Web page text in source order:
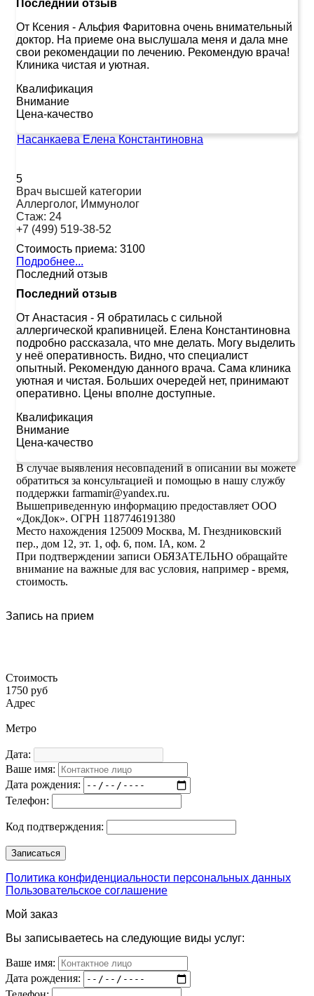
Последний отзыв
От Ксения - Альфия Фаритовна очень внимательный
доктор. На приеме она выслушала меня и дала мне
свои рекомендации по лечению. Рекомендую врача!
Клиника чистая и уютная.
Квалификация
Внимание
Цена-качество
Насанкаева Елена Константиновна
5
Врач высшей категории
Аллерголог, Иммунолог
Стаж: 24
+7 (499) 519-38-52
Стоимость приема: 3100
Подробнее...
Последний отзыв
Последний отзыв
От Анастасия - Я обратилась с сильной
аллергической крапивницей. Елена Константиновна
подробно рассказала, что мне делать. Могу выделить
у неё оперативность. Видно, что специалист
опытный. Рекомендую данного врача. Сама клиника
уютная и чистая. Больших очередей нет, принимают
оперативно. Цены вполне доступные.
Квалификация
Внимание
Цена-качество
В случае выявления несовпадений в описании вы можете
обратиться за консультацией и помощью в нашу службу
поддержки farmamir@yandex.ru.
Вышеприведенную информацию предоставляет ООО
«ДокДок». ОГРН 1187746191380
Место нахождения 125009 Москва, М. Гнездниковский
пер., дом 12, эт. 1, оф. 6, пом. IA, ком. 2
При подтверждении записи ОБЯЗАТЕЛЬНО обращайте
внимание на важные для вас условия, например - время,
стоимость.
Запись на прием
Стоимость
1750 руб
Адрес
Метро
Дата:
Ваше имя:
Дата рождения:
Телефон:
Код подтверждения:
Политика конфиденциальности персональных данных
Пользовательское соглашение
Мой заказ
Вы записываетесь на следующие виды услуг:
Ваше имя:
Дата рождения: